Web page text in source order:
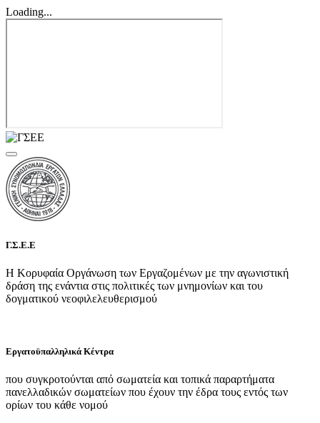
Loading...
Γ.Σ.Ε.Ε
Η Κορυφαία Οργάνωση των Εργαζομένων με την αγωνιστική
δράση της ενάντια στις πολιτικές των μνημονίων και του
δογματικού νεοφιλελευθερισμού
Εργατοϋπαλληλικά Κέντρα
που συγκροτούνται από σωματεία και τοπικά παραρτήματα
πανελλαδικών σωματείων που έχουν την έδρα τους εντός των
ορίων του κάθε νομού